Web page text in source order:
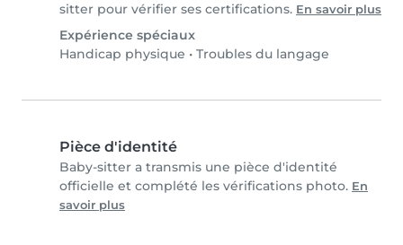
sitter pour vérifier ses certifications. En savoir plus
Expérience spéciaux
Handicap physique • Troubles du langage
Pièce d'identité
Baby-sitter a transmis une pièce d'identité
officielle et complété les vérifications photo. En
savoir plus